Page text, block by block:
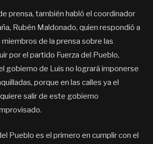
prensa, también habló el coordinador
Rubén Maldonado, quien respondió a
de la prensa sobre las
por el partido Fuerza del Pueblo,
gobierno de Luis no logrará imponerse
porque en las calles ya el
salir de este gobierno
Pueblo es el primero en cumplir con el